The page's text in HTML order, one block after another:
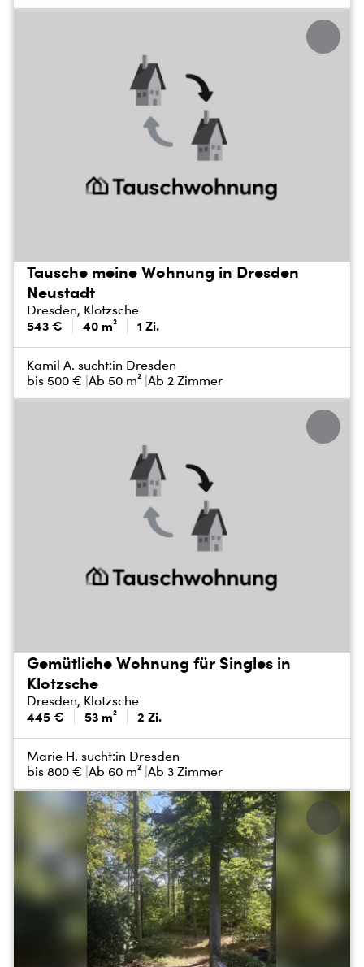
Tausche meine Wohnung in Dresden
Neustadt
Dresden, Klotzsche
543 € 40 m² 1 Zi.
Kamil A. sucht:in Dresden
bis 500 € Ab 50 m² Ab 2 Zimmer
Gemütliche Wohnung für Singles in
Klotzsche
Dresden, Klotzsche
445 € 53 m² 2 Zi.
Marie H. sucht:in Dresden
bis 800 € Ab 60 m² Ab 3 Zimmer